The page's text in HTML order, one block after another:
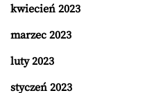
kwiecień 2023
marzec 2023
luty 2023
styczeń 2023